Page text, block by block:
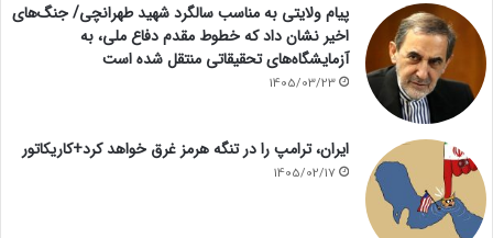
پیام ولایتی به مناسب سالگرد شهید طهرانچی/ جنگ‌های
اخیر نشان داد که خطوط مقدم دفاع ملی، به
آزمایشگاه‌های تحقیقاتی منتقل شده است
1405/03/23
ایران، ترامپ را در تنگه هرمز غرق خواهد کرد+کاریکاتور
1405/02/17